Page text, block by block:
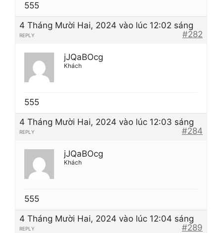
555
4 Tháng Mười Hai, 2024 vào lúc 12:02 sáng
#282
REPLY
jJQaBOcg
Khách
555
4 Tháng Mười Hai, 2024 vào lúc 12:03 sáng
#284
REPLY
jJQaBOcg
Khách
555
4 Tháng Mười Hai, 2024 vào lúc 12:04 sáng
#289
REPLY